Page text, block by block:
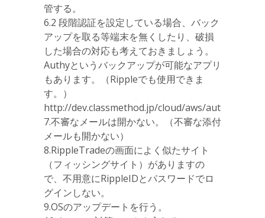
管する。
6.2 段階認証を設定している場合、バック
アップを取る等端末を無くしたり、破損
した場合の対応も考えておきましょう。
Authyというバックアップが可能なアプリ
もあります。（Rippleでも使用できま
す。）
http://dev.classmethod.jp/cloud/aws/authy/
7.不審なメールは開かない。（不審な添付
メールも開かない）
8.RippleTradeの画面によく似たサイト
（フィッシングサイト）がありますの
で、不用意にRippleIDとパスワードでロ
グインしない。
9.OSのアップデートを行う。